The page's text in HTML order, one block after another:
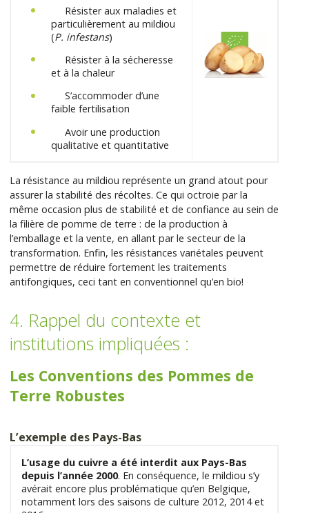
Résister aux maladies et
particulièrement au mildiou
(P. infestans)
Résister à la sécheresse
et à la chaleur
S’accommoder d’une
faible fertilisation
Avoir une production
qualitative et quantitative
La résistance au mildiou représente un grand atout pour
assurer la stabilité des récoltes. Ce qui octroie par la
même occasion plus de stabilité et de confiance au sein de
la filière de pomme de terre : de la production à
l’emballage et la vente, en allant par le secteur de la
transformation. Enfin, les résistances variétales peuvent
permettre de réduire fortement les traitements
antifongiques, ceci tant en conventionnel qu’en bio!
4. Rappel du contexte et
institutions impliquées :
Les Conventions des Pommes de
Terre Robustes
L’exemple des Pays-Bas
L’usage du cuivre a été interdit aux Pays-Bas
depuis l’année 2000. En conséquence, le mildiou s’y
avérait encore plus problématique qu’en Belgique,
notamment lors des saisons de culture 2012, 2014 et